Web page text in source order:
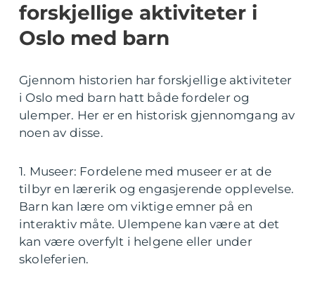
forskjellige aktiviteter i
Oslo med barn
Gjennom historien har forskjellige aktiviteter
i Oslo med barn hatt både fordeler og
ulemper. Her er en historisk gjennomgang av
noen av disse.
1. Museer: Fordelene med museer er at de
tilbyr en lærerik og engasjerende opplevelse.
Barn kan lære om viktige emner på en
interaktiv måte. Ulempene kan være at det
kan være overfylt i helgene eller under
skoleferien.